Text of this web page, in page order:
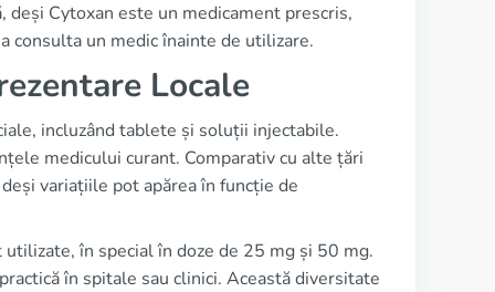
Cytoxan este un medicament prescris,
consulta un medic înainte de utilizare.
Locale
incluzând tablete și soluții injectabile.
medicului curant. Comparativ cu alte țări
variațiile pot apărea în funcție de
în special în doze de 25 mg și 50 mg.
în spitale sau clinici. Această diversitate